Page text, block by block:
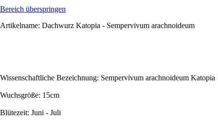
Bereich überspringen
Artikelname: Dachwurz Katopia - Sempervivum arachnoideum
Wissenschaftliche Bezeichnung: Sempervivum arachnoideum Katopia
Wuchsgröße: 15cm
Blütezeit: Juni - Juli